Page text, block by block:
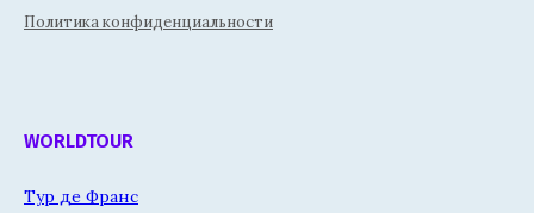
Политика конфиденциальности
WORLDTOUR
Тур де Франс